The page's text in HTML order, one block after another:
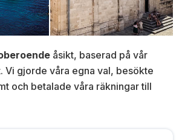
åsikt, baserad på vår
Vi gjorde våra egna val, besökte
och betalade våra räkningar till